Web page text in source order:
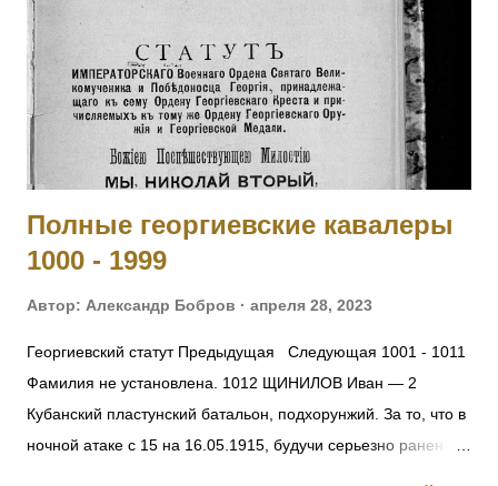
ПРОЦЕССУАЛЬНЫЕ КОДЕКСЫ СОЮЗНЫХ РЕСПУБЛИК -
Постановление ЦИК и СНК СССР 1 декабря 1934 г.
Решение ЦК ВКП(б) от 2.07.37 г. 94. – ОБ
АНТИСОВЕТСКИХ ЭЛЕМЕНТАХ О ВНЕСЕНИИ
ИЗМЕНЕНИЙ В ДЕЙСТВУЮЩИЕ УГОЛОВНО-
ПРОЦЕССУАЛЬНЫЕ КОДЕКСЫ СОЮЗНЫХ РЕСПУБЛИК -
ОПЕРАЦИИ ПО РЕПРЕССИРОВАНИЮ БЫВШИХ КУЛАКОВ,
УГОЛОВНИКОВ И ДР. АНТИСОВЕТСКИХ ЭЛЕМЕНТОВ Из
Полные георгиевские кавалеры
1000 - 1999
Автор: Александр Бобров апреля 28, 2023
Георгиевский статут Предыдущая Следующая 1001 - 1011
Фамилия не установлена. 1012 ЩИНИЛОВ Иван — 2
Кубанский пластунский батальон, подхорунжий. За то, что в
ночной атаке с 15 на 16.05.1915, будучи серьезно ранен в